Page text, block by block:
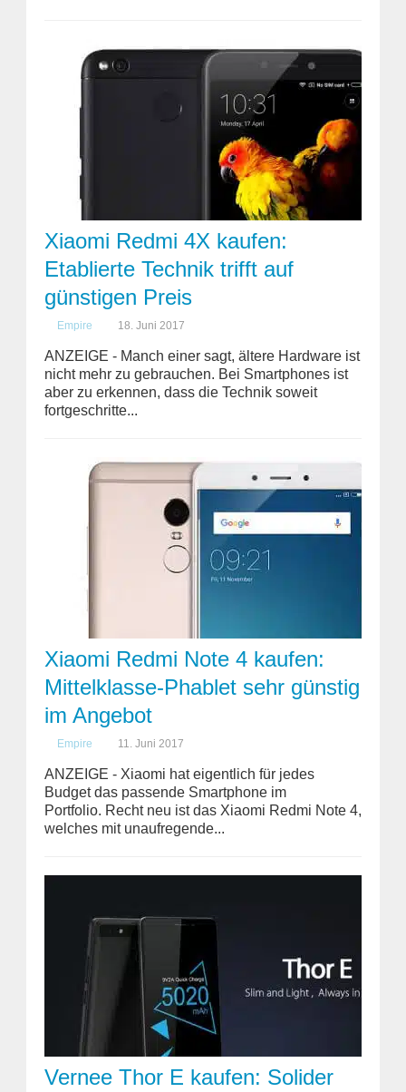
Xiaomi Redmi 4X kaufen:
Etablierte Technik trifft auf
günstigen Preis
Empire 18. Juni 2017
ANZEIGE - Manch einer sagt, ältere Hardware ist
nicht mehr zu gebrauchen. Bei Smartphones ist
aber zu erkennen, dass die Technik soweit
fortgeschritte...
Xiaomi Redmi Note 4 kaufen:
Mittelklasse-Phablet sehr günstig
im Angebot
Empire 11. Juni 2017
ANZEIGE - Xiaomi hat eigentlich für jedes
Budget das passende Smartphone im
Portfolio. Recht neu ist das Xiaomi Redmi Note 4,
welches mit unaufregende...
Vernee Thor E kaufen: Solider